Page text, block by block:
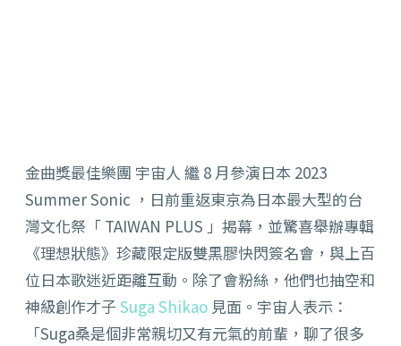
金曲獎最佳樂團 宇宙人 繼 8 月參演日本 2023
Summer Sonic ，日前重返東京為日本最大型的台
灣文化祭「 TAIWAN PLUS 」揭幕，並驚喜舉辦專輯
《理想狀態》珍藏限定版雙黑膠快閃簽名會，與上百
位日本歌迷近距離互動。除了會粉絲，他們也抽空和
神級創作才子 Suga Shikao 見面。宇宙人表示：
「Suga桑是個非常親切又有元氣的前輩，聊了很多